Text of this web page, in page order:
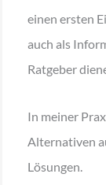
einen ersten
auch als
Ratgeber
In meiner
Alternativen
Lösungen.